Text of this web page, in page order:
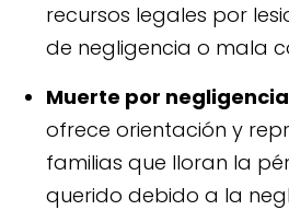
recursos legales por
de negligencia o mala
Muerte por
ofrece orientación y
familias que lloran la
querido debido a la